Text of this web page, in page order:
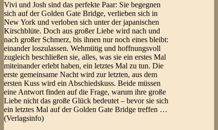
Vivi und Josh sind das perfekte Paar: Sie begegnen
sich auf der Golden Gate Bridge, verlieben sich in
New York und verloben sich unter der japanischen
Kirschblüte. Doch aus großer Liebe wird nach und
nach großer Schmerz, bis ihnen nur noch eines bleibt:
einander loszulassen. Wehmütig und hoffnungsvoll
zugleich beschließen sie, alles, was sie ein erstes Mal
miteinander erlebt haben, ein letztes Mal zu tun. Die
erste gemeinsame Nacht wird zur letzten, aus dem
ersten Kuss wird ein Abschiedskuss. Beide müssen
eine Antwort finden auf die Frage, warum ihre große
Liebe nicht das große Glück bedeutet – bevor sie sich
ein letztes Mal auf der Golden Gate Bridge treffen …
(Verlagsinfo)